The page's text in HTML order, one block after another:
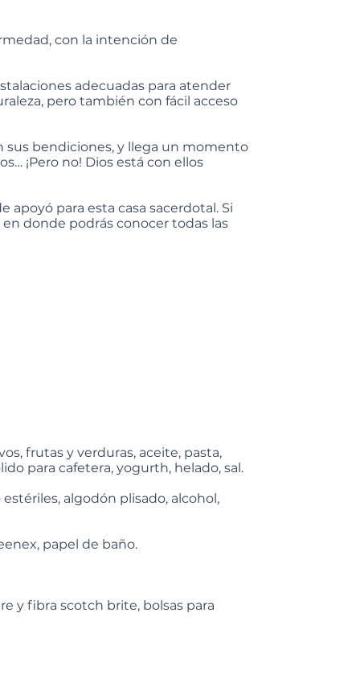
con la intención de
adecuadas para atender
pero también con fácil acceso
sus bendiciones, y llega un momento
¡Pero no! Dios está con ellos
para esta casa sacerdotal. Si
en donde podrás conocer todas las
frutas y verduras, aceite, pasta,
para cafetera, yogurth, helado, sal.
algodón plisado, alcohol,
papel de baño.
y fibra scotch brite, bolsas para